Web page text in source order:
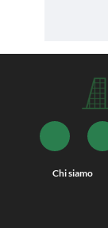
Chi siamo